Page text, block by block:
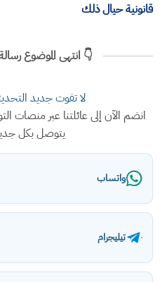
قانونية حيال ذلك
👇 انتهى الموضوع
لا تفوت جديد
انضم الآن إلى عائلتنا عبر منصات
يتوصل بكل
واتساب
تيليجرام